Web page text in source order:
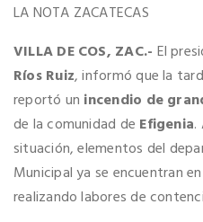
LA NOTA ZACATECAS
VILLA DE COS, ZAC.- El
Ríos Ruiz, informó que la
reportó un incendio de
de la comunidad de Efigenia.
situación, elementos del
Municipal ya se encuentran
realizando labores de